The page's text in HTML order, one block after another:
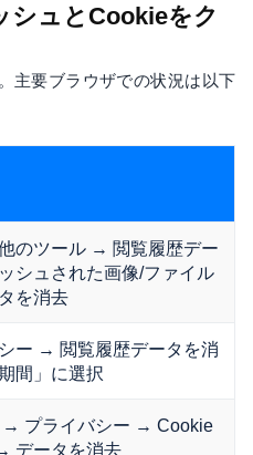
シュとCookieをク
主要ブラウザでの状況は以下
のツール → 閲覧履歴デー
シュされた画像/ファイル
を消去
ー → 閲覧履歴データを消
間」に選択
→ プライバシー → Cookie
データを消去